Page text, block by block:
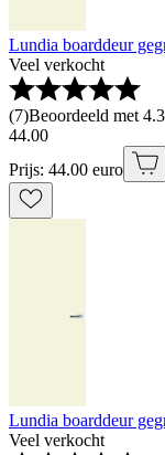
Lundia boarddeur
Veel verkocht
(7)Beoordeeld met
44.00
Prijs: 44.00 euro
Lundia boarddeur
Veel verkocht